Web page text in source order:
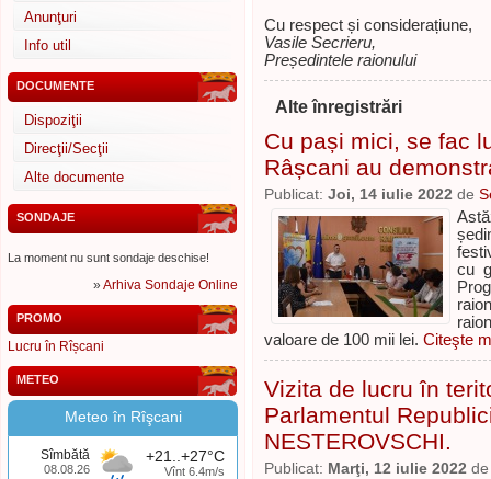
Anunţuri
Info util
DOCUMENTE
Dispoziţii
Direcţii/Secţii
Alte documente
SONDAJE
La moment nu sunt sondaje deschise!
»Arhiva Sondaje Online
PROMO
Lucru în Rîșcani
METEO
Meteo în Rîşcani
Sîmbătă
08.08.26
+21..+27°C
Vînt 6.4m/s
Cu respect și considerațiune,
Vasile Secrieru,
Președintele raionului
Alte înregistrări
Cu pași mici, se fac
Râșcani au
Publicat: Joi, 14 iulie 2022 de
cu
valoare de 100 mii lei. Citeşte
Vizita de lucru în
Parlamentul
NESTEROVSCHI.
Publicat: Marţi, 12 iulie 2022